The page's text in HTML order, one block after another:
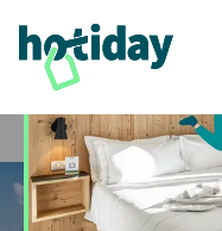
Home Hotels Hotiday